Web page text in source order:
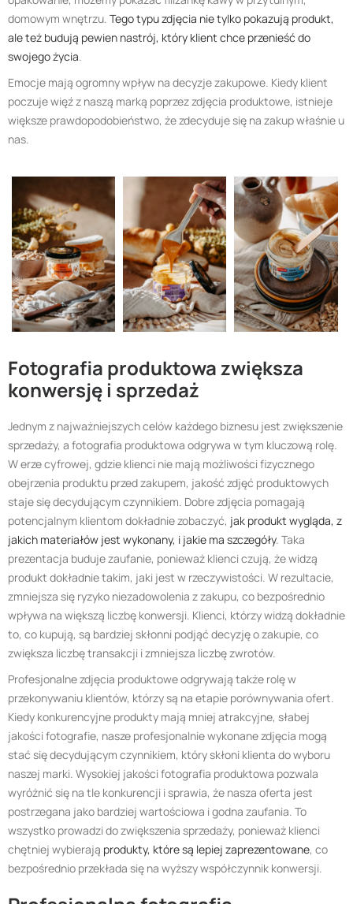
domowym wnętrzu. Tego typu zdjęcia nie tylko pokazują produkt,
ale też budują pewien nastrój, który klient chce przenieść do
swojego życia.
Emocje mają ogromny wpływ na decyzje zakupowe. Kiedy klient
poczuje więź z naszą marką poprzez zdjęcia produktowe, istnieje
większe prawdopodobieństwo, że zdecyduje się na zakup właśnie u
nas.
Fotografia produktowa zwiększa
konwersję i sprzedaż
Jednym z najważniejszych celów każdego biznesu jest zwiększenie
sprzedaży, a fotografia produktowa odgrywa w tym kluczową rolę.
W erze cyfrowej, gdzie klienci nie mają możliwości fizycznego
obejrzenia produktu przed zakupem, jakość zdjęć produktowych
staje się decydującym czynnikiem. Dobre zdjęcia pomagają
potencjalnym klientom dokładnie zobaczyć, jak produkt wygląda, z
jakich materiałów jest wykonany, i jakie ma szczegóły. Taka
prezentacja buduje zaufanie, ponieważ klienci czują, że widzą
produkt dokładnie takim, jaki jest w rzeczywistości. W rezultacie,
zmniejsza się ryzyko niezadowolenia z zakupu, co bezpośrednio
wpływa na większą liczbę konwersji. Klienci, którzy widzą dokładnie
to, co kupują, są bardziej skłonni podjąć decyzję o zakupie, co
zwiększa liczbę transakcji i zmniejsza liczbę zwrotów.
Profesjonalne zdjęcia produktowe odgrywają także rolę w
przekonywaniu klientów, którzy są na etapie porównywania ofert.
Kiedy konkurencyjne produkty mają mniej atrakcyjne, słabej
jakości fotografie, nasze profesjonalnie wykonane zdjęcia mogą
stać się decydującym czynnikiem, który skłoni klienta do wyboru
naszej marki. Wysokiej jakości fotografia produktowa pozwala
wyróżnić się na tle konkurencji i sprawia, że nasza oferta jest
postrzegana jako bardziej wartościowa i godna zaufania. To
wszystko prowadzi do zwiększenia sprzedaży, ponieważ klienci
chętniej wybierają produkty, które są lepiej zaprezentowane, co
bezpośrednio przekłada się na wyższy współczynnik konwersji.